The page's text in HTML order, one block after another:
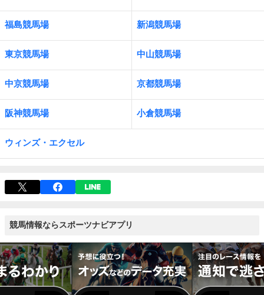
福島競馬場 新潟競馬場
東京競馬場 中山競馬場
中京競馬場 京都競馬場
阪神競馬場 小倉競馬場
ウィンズ・エクセル
競馬情報ならスポーツナビアプリ